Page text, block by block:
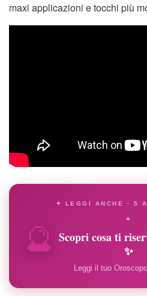
maxi applicazioni e tocchi più
🔮
✦ LEGGI ANCHE · 5
✦
Scopri cosa ti
✨
Leggi il tuo